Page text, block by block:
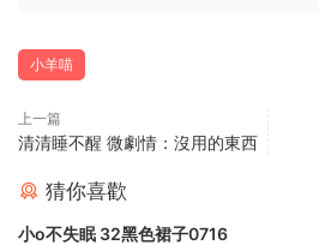
小羊喵
上一篇
清清睡不醒 微劇情：沒用的東西
猜你喜歡
小o不失眠 32黑色裙子0716